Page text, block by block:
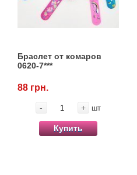
Браслет от комаров
0620-7***
88 грн.
- + шт
Купить